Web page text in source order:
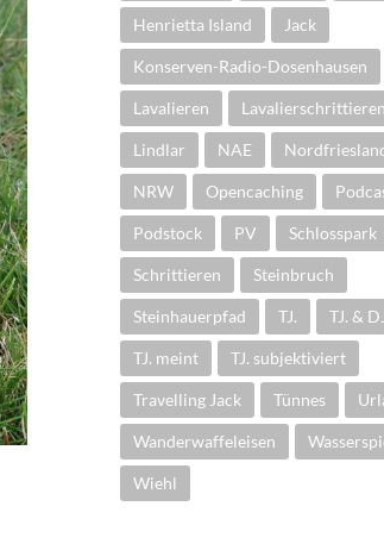
Henrietta Island Jack
Konserven-Radio-Dosenhausen
Lavalieren Lavalierschrittieren
Lindlar NAE
NRW Opencaching
Podstock PV Schlosspark
Schrittieren Steinbruch
Steinhauerpfad TJ. TJ. &
TJ. meint TJ. subjektiviert
Travelling Jack Tünnes
Wanderwaffeleisen
Wiehl